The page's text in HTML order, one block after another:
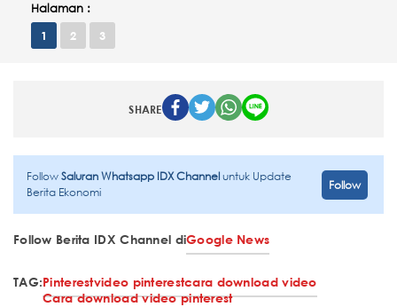
Halaman :
1 2 3
SHARE
FollowSaluran Whatsapp IDX Channeluntuk Update
Berita Ekonomi
Follow
Follow Berita IDX Channel diGoogle News
TAG:Pinterestvideo pinterestcara download video
Cara download video pinterest